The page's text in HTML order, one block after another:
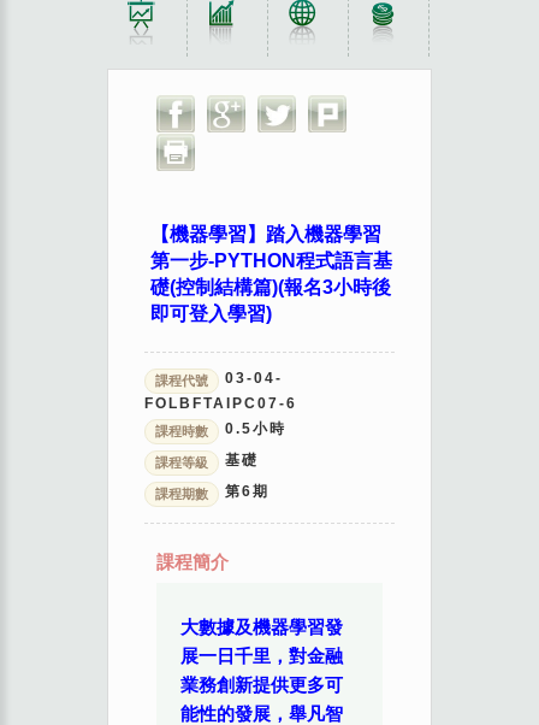
【機器學習】踏入機器學習
第一步-PYTHON程式語言基
礎(控制結構篇)(報名3小時後
即可登入學習)
課程代號
03-04-
FOLBFTAIPC07-6
課程時數 0.5小時
課程等級 基礎
課程期數 第6期
課程簡介
大數據及機器學習發
展一日千里，對金融
業務創新提供更多可
能性的發展，舉凡智